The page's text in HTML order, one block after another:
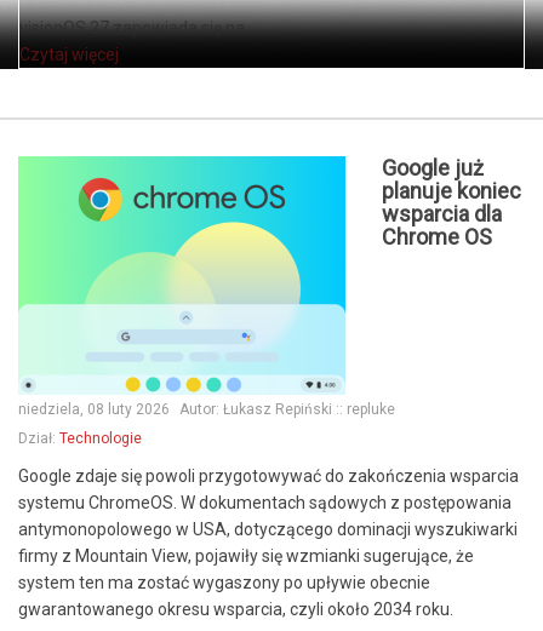
visionOS 27 zapowiada się na ...
Czytaj więcej
Google już
planuje koniec
wsparcia dla
Chrome OS
niedziela, 08 luty 2026 Autor: Łukasz Repiński :: repluke
Dział: Technologie
Google zdaje się powoli przygotowywać do zakończenia wsparcia
systemu ChromeOS. W dokumentach sądowych z postępowania
antymonopolowego w USA, dotyczącego dominacji wyszukiwarki
firmy z Mountain View, pojawiły się wzmianki sugerujące, że
system ten ma zostać wygaszony po upływie obecnie
gwarantowanego okresu wsparcia, czyli około 2034 roku.